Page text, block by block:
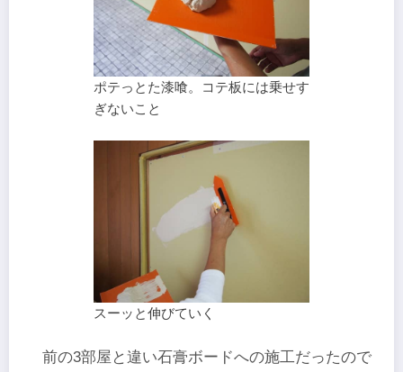
ポテっとた漆喰。コテ板には乗せす
ぎないこと
スーッと伸びていく
前の3部屋と違い石膏ボードへの施工だったので